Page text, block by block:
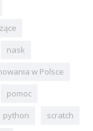
nask
w Polsce
pomoc
python
scratch